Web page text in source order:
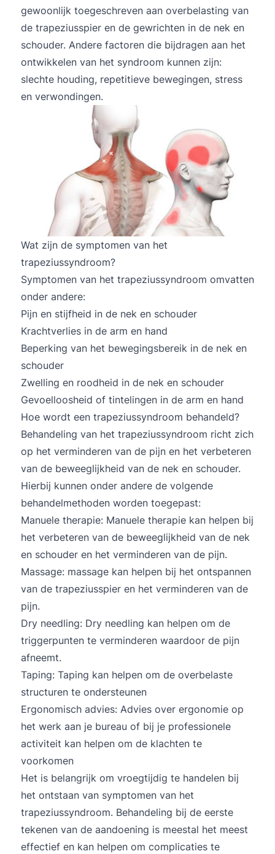
gewoonlijk toegeschreven aan overbelasting van
de trapeziusspier en de gewrichten in de nek en
schouder. Andere factoren die bijdragen aan het
ontwikkelen van het syndroom kunnen zijn:
slechte houding, repetitieve bewegingen, stress
en verwondingen.
Wat zijn de symptomen van het
trapeziussyndroom?
Symptomen van het trapeziussyndroom omvatten
onder andere:
Pijn en stijfheid in de nek en schouder
Krachtverlies in de arm en hand
Beperking van het bewegingsbereik in de nek en
schouder
Zwelling en roodheid in de nek en schouder
Gevoelloosheid of tintelingen in de arm en hand
Hoe wordt een trapeziussyndroom behandeld?
Behandeling van het trapeziussyndroom richt zich
op het verminderen van de pijn en het verbeteren
van de beweeglijkheid van de nek en schouder.
Hierbij kunnen onder andere de volgende
behandelmethoden worden toegepast:
Manuele therapie: Manuele therapie kan helpen bij
het verbeteren van de beweeglijkheid van de nek
en schouder en het verminderen van de pijn.
Massage: massage kan helpen bij het ontspannen
van de trapeziusspier en het verminderen van de
pijn.
Dry needling: Dry needling kan helpen om de
triggerpunten te verminderen waardoor de pijn
afneemt.
Taping: Taping kan helpen om de overbelaste
structuren te ondersteunen
Ergonomisch advies: Advies over ergonomie op
het werk aan je bureau of bij je professionele
activiteit kan helpen om de klachten te
voorkomen
Het is belangrijk om vroegtijdig te handelen bij
het ontstaan van symptomen van het
trapeziussyndroom. Behandeling bij de eerste
tekenen van de aandoening is meestal het meest
effectief en kan helpen om complicaties te